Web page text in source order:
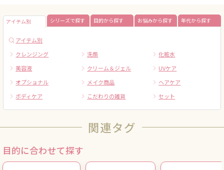
アイテム別 シリーズで探す 目的から探す お悩みから探す 年代から探す
アイテム別
クレンジング
洗顔
化粧水
美容液
クリーム＆ジェル
UVケア
オプショナル
メイク商品
ヘアケア
ボディケア
こだわりの雑貨 セット
関連タグ
目的に合わせて探す